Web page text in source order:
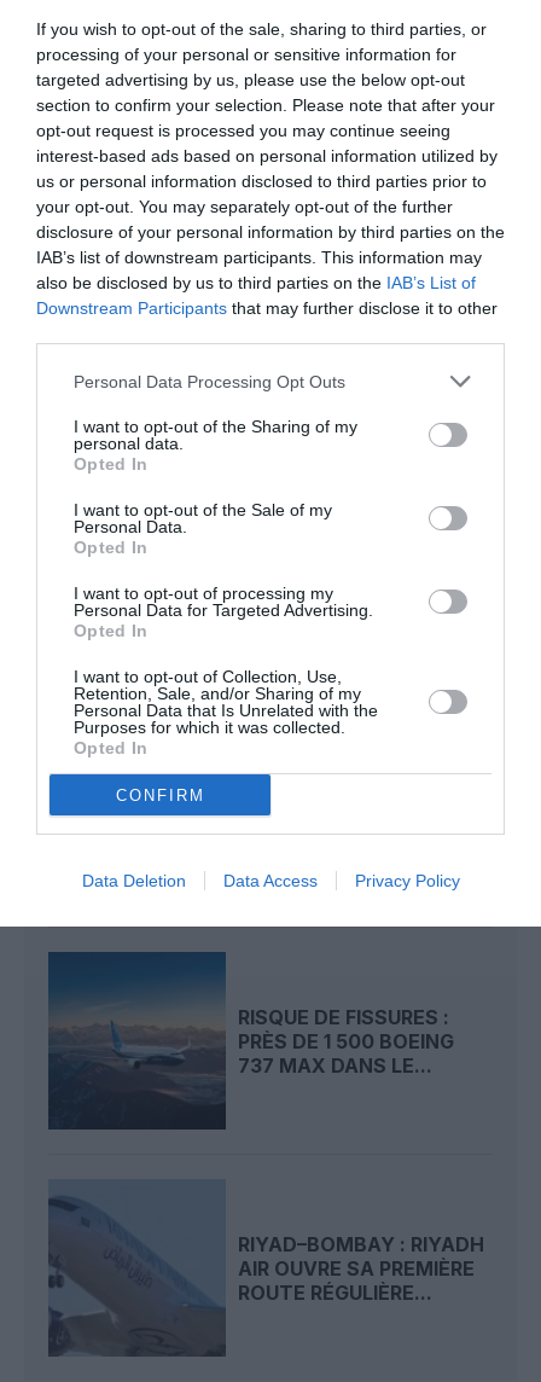
If you wish to opt-out of the sale, sharing to third parties, or
processing of your personal or sensitive information for
targeted advertising by us, please use the below opt-out
section to confirm your selection. Please note that after your
opt-out request is processed you may continue seeing
interest-based ads based on personal information utilized by
us or personal information disclosed to third parties prior to
your opt-out. You may separately opt-out of the further
disclosure of your personal information by third parties on the
IAB’s list of downstream participants. This information may
also be disclosed by us to third parties on the IAB’s List of
Downstream Participants that may further disclose it to other
Personal Data Processing Opt Outs
I want to opt-out of the Sharing of my
personal data.
Opted In
I want to opt-out of the Sale of my
Personal Data.
Opted In
I want to opt-out of processing my
Personal Data for Targeted Advertising.
Opted In
I want to opt-out of Collection, Use,
Retention, Sale, and/or Sharing of my
Personal Data that Is Unrelated with the
Purposes for which it was collected.
Opted In
CONFIRM
Data Deletion Data Access Privacy Policy
DERNIERS COMMENTAIRES
a commenté l'article :
Ryanair au Maroc : un programme hivernal record pour
relier le Royaume à 14 pays européens
Lingus : l’enquête irlandaise détaille une perte de
conscience de la situation en approche
787 dreamliner
Ethiopian airlines
LIRE AUSSI
PREMIER SEMESTRE 2026
: AIRBUS ET...
RISQUE DE FISSURES :
PRÈS DE 1 500 BOEING
737 MAX DANS LE...
RIYAD–BOMBAY : RIYADH
AIR OUVRE SA PREMIÈRE
ROUTE RÉGULIÈRE...